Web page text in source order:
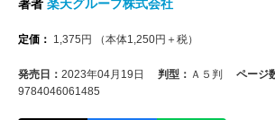
著者 楽天グループ株式会社
定価： 1,375 円 （本体1,250円＋税）
発売日： 2023年04月19日 判型： Ａ５判 ページ
9784046061485